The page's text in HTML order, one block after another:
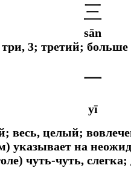
三
sān
3; третий; больше
一
yī
весь, целый;
указывает на
чуть-чуть, слегка;